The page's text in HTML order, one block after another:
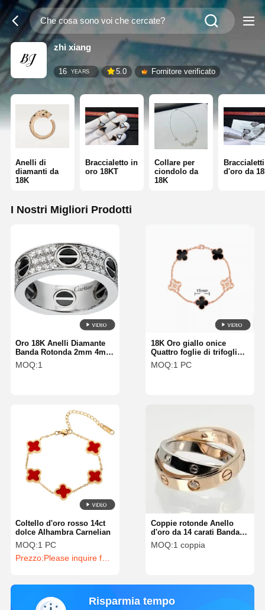
zhi xiang
16 YEARS 5.0 Fornitore verificato
Anelli di
diamanti da
18K
Braccialetto in
oro 18KT
Collare per
ciondolo da
18K
Braccialetti
d'oro da
I Nostri Migliori Prodotti
Oro 18K Anelli Diamante
Banda Rotonda 2mm 4mm
6mm VS-VVS Collezione
MOQ:1
18K Oro giallo onice
Quattro foglie di trifoglio
Braccialetto d'oro 11cm-
19cm
MOQ:1 PC
Coltello d'oro rosso 14ct
dolce Alhambra Carnelian
MOQ:1 PC
Prezzo:Please inquire for precise price
Coppie rotonde Anello
d'oro da 14 carati Banda di
fidanzamento con
diamanti coltivati in
MOQ:1 coppia
Risparmia tempo